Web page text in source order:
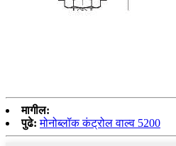
मागील:
पुढे: मोनोब्लॉक कंट्रोल वाल्व 5200